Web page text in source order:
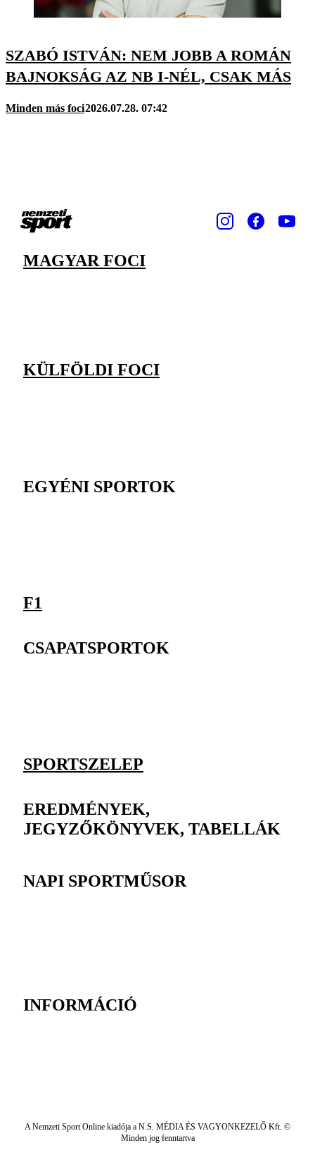
SZABÓ ISTVÁN: NEM JOBB A ROMÁN
BAJNOKSÁG AZ NB I-NÉL, CSAK MÁS
Minden más foci2026.07.28. 07:42
MAGYAR FOCI
KÜLFÖLDI FOCI
EGYÉNI SPORTOK
F1
CSAPATSPORTOK
SPORTSZELEP
EREDMÉNYEK,
JEGYZŐKÖNYVEK, TABELLÁK
NAPI SPORTMŰSOR
INFORMÁCIÓ
A Nemzeti Sport Online kiadója a N.S. MÉDIA ÉS VAGYONKEZELŐ Kft. ©
Minden jog fenntartva